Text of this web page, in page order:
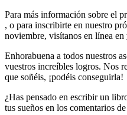
Para más información sobre el
, o para inscribirte en nuestro
noviembre, visítanos en línea en
Enhorabuena a todos nuestros
vuestros increíbles logros. Nos
que soñéis, ¡podéis conseguirla!
¿Has pensado en escribir un
tus sueños en los comentarios